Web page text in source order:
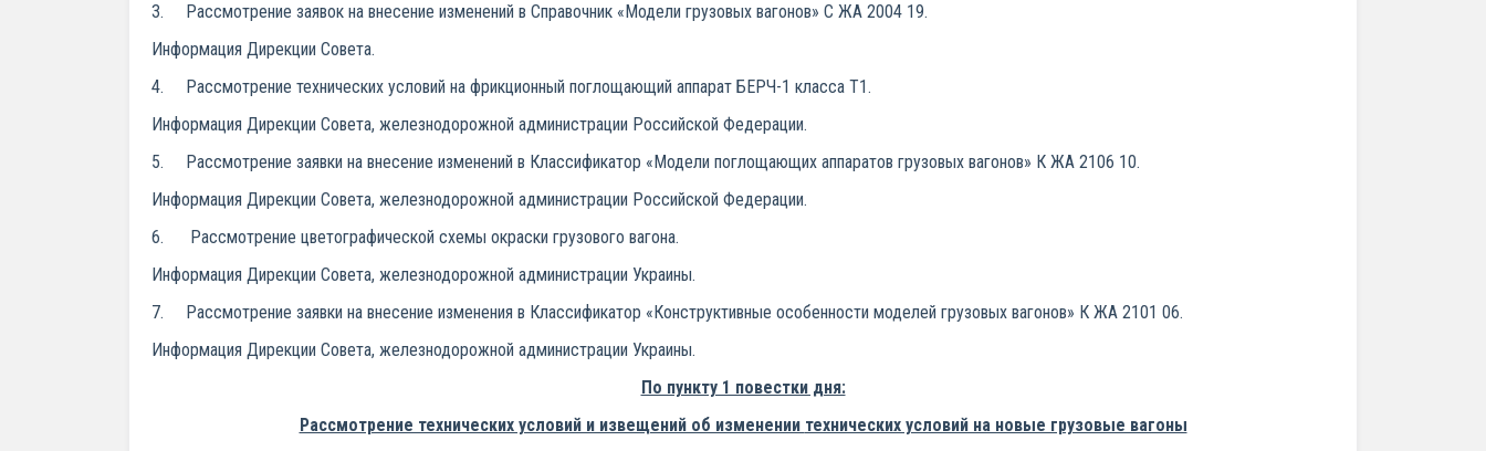
3. Рассмотрение заявок на внесение изменений в Справочник «Модели грузовых вагонов» С ЖА 2004 19.
Информация Дирекции Совета.
4. Рассмотрение технических условий на фрикционный поглощающий аппарат БЕРЧ-1 класса Т1.
Информация Дирекции Совета, железнодорожной администрации Российской Федерации.
5. Рассмотрение заявки на внесение изменений в Классификатор «Модели поглощающих аппаратов грузовых вагонов» К ЖА 2106 10.
Информация Дирекции Совета, железнодорожной администрации Российской Федерации.
6. Рассмотрение цветографической схемы окраски грузового вагона.
Информация Дирекции Совета, железнодорожной администрации Украины.
7. Рассмотрение заявки на внесение изменения в Классификатор «Конструктивные особенности моделей грузовых вагонов» К ЖА 2101 06.
Информация Дирекции Совета, железнодорожной администрации Украины.
По пункту 1 повестки дня:
Рассмотрение технических условий и извещений об изменении технических условий на новые грузовые вагоны